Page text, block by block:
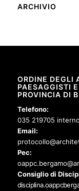
ARCHIVIO
ORDINE DEGLI
PAESAGGISTI
PROVINCIA DI
Telefono:
035 219705
Email:
Pec:
Consiglio di